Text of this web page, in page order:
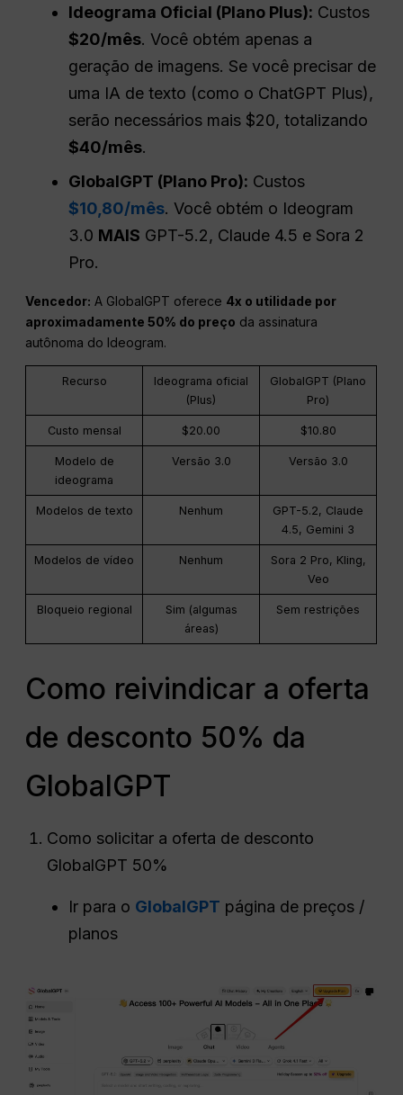
Ideograma Oficial (Plano Plus): Custos
$20/mês. Você obtém apenas a
geração de imagens. Se você precisar de
uma IA de texto (como o ChatGPT Plus),
serão necessários mais $20, totalizando
$40/mês.
GlobalGPT (Plano Pro): Custos
$10,80/mês. Você obtém o Ideogram
3.0 MAIS GPT-5.2, Claude 4.5 e Sora 2
Pro.
Vencedor: A GlobalGPT oferece 4x o utilidade por
aproximadamente 50% do preço da assinatura
autônoma do Ideogram.
Recurso
Ideograma oficial
(Plus)
GlobalGPT (Plano
Pro)
Custo mensal $20.00 $10.80
Modelo de
ideograma
Versão 3.0 Versão 3.0
Modelos de texto Nenhum
GPT-5.2, Claude
4.5, Gemini 3
Modelos de vídeo Nenhum
Sora 2 Pro, Kling,
Veo
Bloqueio regional
Sim (algumas
áreas)
Sem restrições
Como reivindicar a oferta
de desconto 50% da
GlobalGPT
Como solicitar a oferta de desconto
GlobalGPT 50%
Ir para o GlobalGPT página de preços /
planos